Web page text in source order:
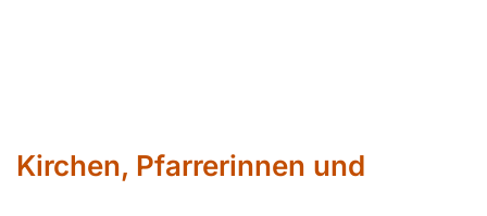
Kirchen, Pfarrerinnen und